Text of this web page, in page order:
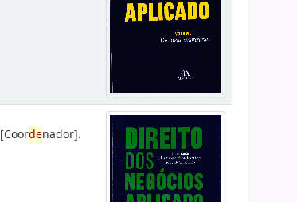
[Coordenador].